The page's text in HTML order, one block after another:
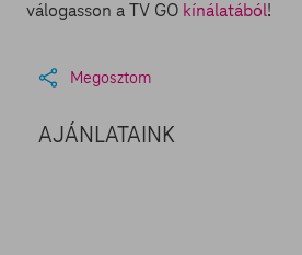
válogasson a TV GO kínálatából!
Megosztom
AJÁNLATAINK